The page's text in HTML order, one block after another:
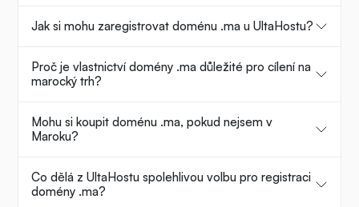
Jak si mohu zaregistrovat doménu .ma u UltaHostu?
Proč je vlastnictví domény .ma důležité pro cílení na
marocký trh?
Mohu si koupit doménu .ma, pokud nejsem v
Maroku?
Co dělá z UltaHostu spolehlivou volbu pro registraci
domény .ma?